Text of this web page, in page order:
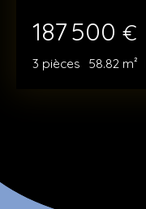
187 500 €
3 pièces 58.82 m²